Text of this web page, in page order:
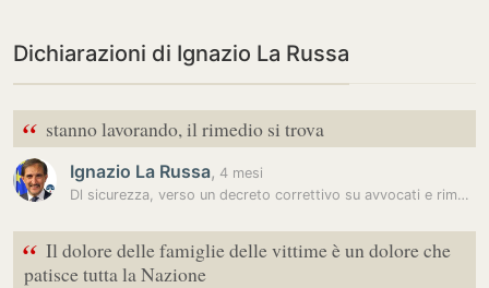
Dichiarazioni di Ignazio La Russa
“ stanno lavorando, il rimedio si trova
Ignazio La Russa, 4 mesi
Dl sicurezza, verso un decreto correttivo su avvocati e rimpatri
“ Il dolore delle famiglie delle vittime è un dolore che
patisce tutta la Nazione